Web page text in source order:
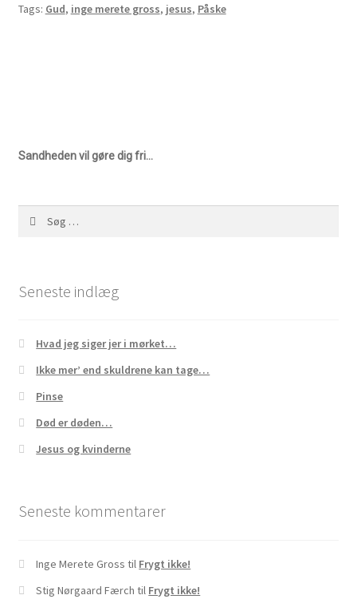
Kontakt
Referencer
Tags: Gud, inge merete gross, jesus, Påske
Sandheden vil gøre dig fri…
Seneste indlæg
Hvad jeg siger jer i mørket…
Ikke mer’ end skuldrene kan tage…
Pinse
Død er døden…
Jesus og kvinderne
Seneste kommentarer
Inge Merete Gross til Frygt ikke!
Stig Nørgaard Færch til Frygt ikke!